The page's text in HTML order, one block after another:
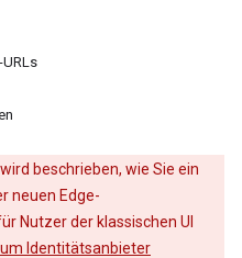
beschrieben, wie Sie ein
neuen Edge-
Nutzer der klassischen UI
Identitätsanbieter